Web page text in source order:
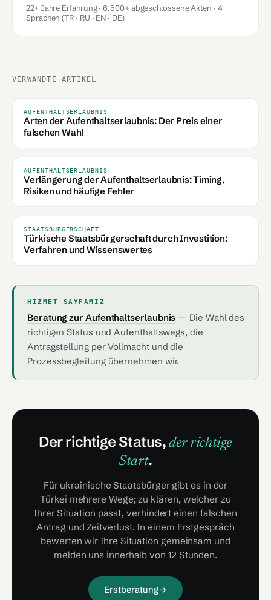
22+ Jahre Erfahrung · 6.500+ abgeschlossene Akten · 4
Sprachen (TR · RU · EN · DE)
VERWANDTE ARTIKEL
AUFENTHALTSERLAUBNIS
Arten der Aufenthaltserlaubnis: Der Preis einer
falschen Wahl
AUFENTHALTSERLAUBNIS
Verlängerung der Aufenthaltserlaubnis: Timing,
Risiken und häufige Fehler
STAATSBÜRGERSCHAFT
Türkische Staatsbürgerschaft durch Investition:
Verfahren und Wissenswertes
HIZMET SAYFAMIZ
Beratung zur Aufenthaltserlaubnis — Die Wahl des
richtigen Status und Aufenthaltswegs, die
Antragstellung per Vollmacht und die
Prozessbegleitung übernehmen wir.
Der richtige Status,der richtige
Start.
Für ukrainische Staatsbürger gibt es in der
Türkei mehrere Wege; zu klären, welcher zu
Ihrer Situation passt, verhindert einen falschen
Antrag und Zeitverlust. In einem Erstgespräch
bewerten wir Ihre Situation gemeinsam und
melden uns innerhalb von 12 Stunden.
Erstberatung→